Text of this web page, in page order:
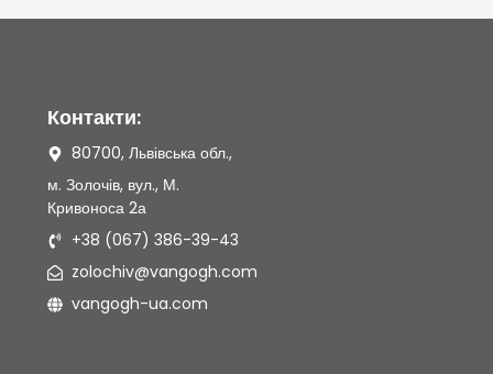
Контакти:
80700, Львівська обл.,
м. Золочів, вул., М.
Кривоноса 2а
+38 (067) 386-39-43
zolochiv@vangogh.com
vangogh-ua.com